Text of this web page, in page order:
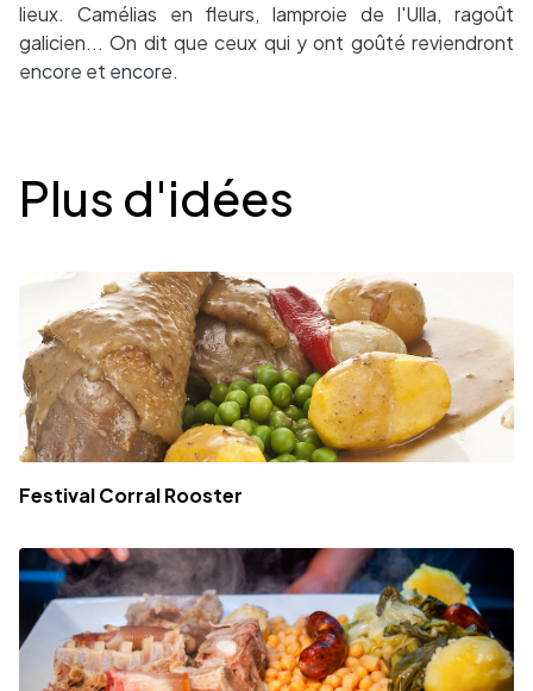
lieux. Camélias en fleurs, lamproie de l'Ulla, ragoût
galicien... On dit que ceux qui y ont goûté reviendront
encore et encore.
Desplegable
Plus d'idées
Festival Corral Rooster